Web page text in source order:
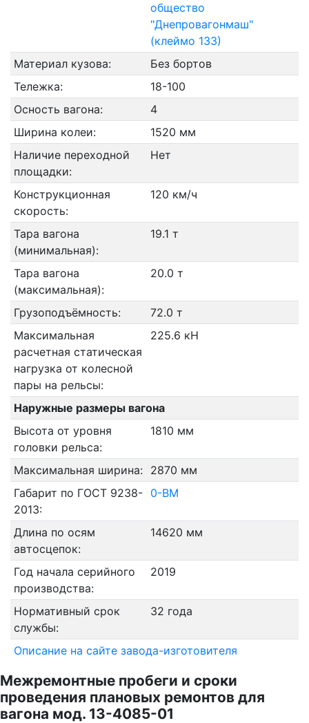
общество
"Днепровагонмаш"
(клеймо 133)
Материал кузова:
Без бортов
Тележка:
18-100
Осность вагона:
4
Ширина колеи:
1520 мм
Наличие переходной
площадки:
Нет
Конструкционная
скорость:
120 км/ч
Тара вагона
(минимальная):
19.1 т
Тара вагона
(максимальная):
20.0 т
Грузоподъёмность:
72.0 т
Максимальная
расчетная статическая
нагрузка от колесной
пары на рельсы:
225.6 кН
Наружные размеры вагона
Высота от уровня
головки рельса:
1810 мм
Максимальная ширина:
2870 мм
Габарит по ГОСТ 9238-
2013:
0-ВМ
Длина по осям
автосцепок:
14620 мм
Год начала серийного
производства:
2019
Нормативный срок
службы:
32 года
Описание на сайте завода-изготовителя
Межремонтные пробеги и сроки
проведения плановых ремонтов для
вагона мод. 13-4085-01